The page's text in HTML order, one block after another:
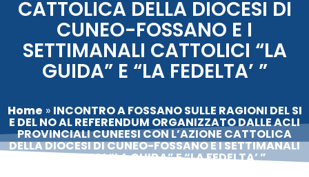
CATTOLICA DELLA DIOCESI DI
CUNEO-FOSSANO E I
SETTIMANALI CATTOLICI “LA
GUIDA” E “LA FEDELTA’ ”
Home » INCONTRO A FOSSANO SULLE RAGIONI DEL SI
E DEL NO AL REFERENDUM ORGANIZZATO DALLE ACLI
PROVINCIALI CUNEESI CON L’AZIONE CATTOLICA
DELLA DIOCESI DI CUNEO-FOSSANO E I SETTIMANALI
CATTOLICI “LA GUIDA” E “LA FEDELTA’ ”